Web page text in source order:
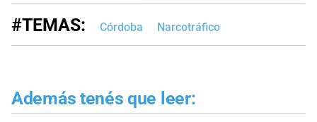
#TEMAS: Córdoba Narcotráfico
Además tenés que leer: